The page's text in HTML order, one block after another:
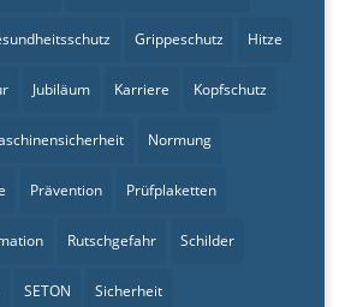
Grippeschutz Hitze
Jubiläum Karriere Kopfschutz
Normung
Prävention Prüfplaketten
Rutschgefahr Schilder
SETON Sicherheit